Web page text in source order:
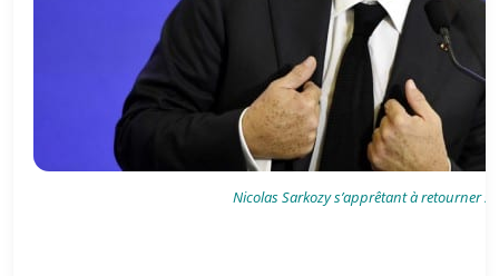
Nicolas Sarkozy s’apprêtant à retourner